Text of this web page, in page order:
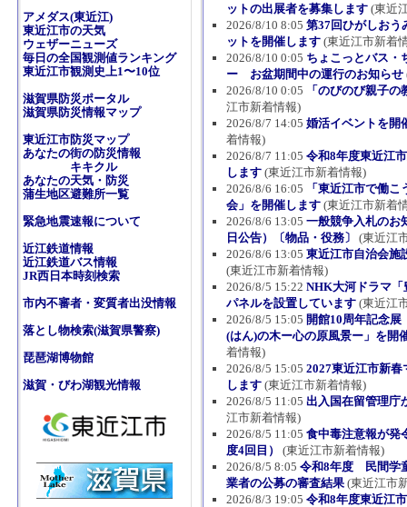
アメダス(東近江)
東近江市の天気
ウェザーニューズ
毎日の全国観測値ランキング
東近江市観測史上1〜10位
滋賀県防災ポータル
滋賀県防災情報マップ
東近江市防災マップ
あなたの街の防災情報
キキクル
あなたの天気・防災
蒲生地区避難所一覧
緊急地震速報について
近江鉄道情報
近江鉄道バス情報
JR西日本時刻検索
市内不審者・変質者出没情報
落とし物検索(滋賀県警察)
琵琶湖博物館
滋賀・びわ湖観光情報
ットの出展者を募集します(東近
2026/8/10 8:05 第37回ひがしおう
ットを開催します(東近江市新着
2026/8/10 0:05 ちょこっとバス・
ー お盆期間中の運行のお知らせ
2026/8/10 0:05
「のびのび親子
江市新着情報)
2026/8/7 14:05 婚活イベントを開
着情報)
2026/8/7 11:05 令和8年度東近江
します(東近江市新着情報)
2026/8/6 16:05
「東近江市で働
会」を開催します(東近江市新着
2026/8/6 13:05 一般競争入札のお
日公告）〔物品・役務〕
(東近江
2026/8/6 13:05 東近江市自治会施
(東近江市新着情報)
2026/8/5 15:22 NHK大河ドラマ「
パネルを設置しています(東近江
2026/8/5 15:05 開館10周年記念展
(はん)の木ー心の原風景ー」を開
着情報)
2026/8/5 15:05 2027東近江市新春
します(東近江市新着情報)
2026/8/5 11:05 出入国在留管理庁
江市新着情報)
2026/8/5 11:05 食中毒注意報が発
度4回目）
(東近江市新着情報)
2026/8/5 8:05 令和8年度 民間学
業者の公募の審査結果(東近江市
2026/8/3 19:05 令和8年度東近江